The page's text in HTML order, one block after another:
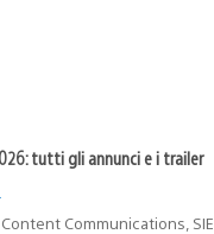
tutti gli annunci e i trailer
Communications, SIE